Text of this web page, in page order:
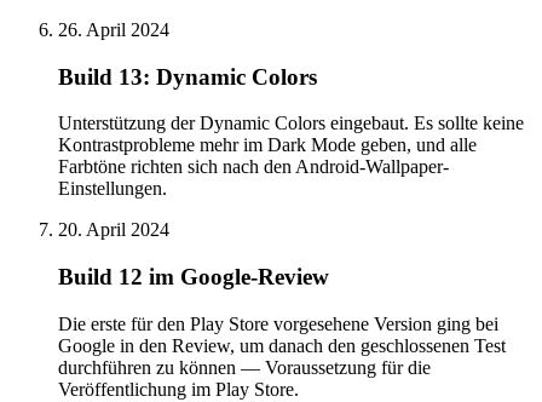
26. April 2024
Build 13: Dynamic Colors
Unterstützung der Dynamic Colors eingebaut. Es sollte keine
Kontrastprobleme mehr im Dark Mode geben, und alle
Farbtöne richten sich nach den Android-Wallpaper-
Einstellungen.
20. April 2024
Build 12 im Google-Review
Die erste für den Play Store vorgesehene Version ging bei
Google in den Review, um danach den geschlossenen Test
durchführen zu können — Voraussetzung für die
Veröffentlichung im Play Store.